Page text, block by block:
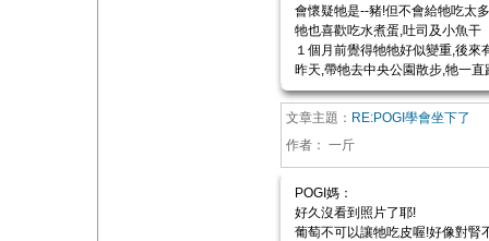
會懷疑牠是--豬!但不會給牠吃太
牠也喜歡吃水煮蛋,吐司及小魚干
１個月前覺得牠牠好似變重,後
昨天,帶牠去中央公園散步,牠一
文章主題： RE:POGI學會坐下了
作者： 一斤
POGI媽：
好久沒看到照片了耶!
葡萄不可以讓牠吃皮喔!好像對